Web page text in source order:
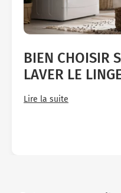
BIEN CHOISIR
LAVER LE
Lire la suite